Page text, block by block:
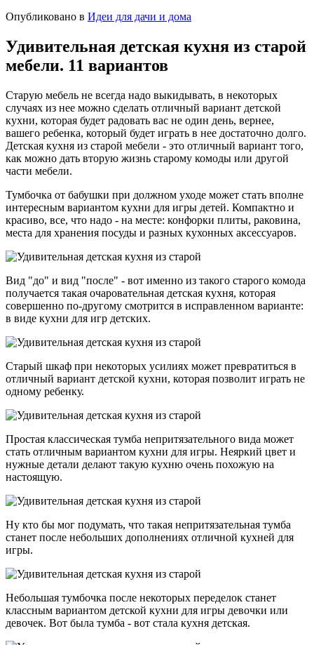
Опубликовано в Идеи для дачи и дома
Удивительная детская кухня из старой
мебели. 11 вариантов
Старую мебель не всегда надо выкидывать, в некоторых
случаях из нее можно сделать отличный вариант детской
кухни, которая будет радовать вас не один день, вернее,
вашего ребенка, который будет играть в нее достаточно долго.
Детская кухня из старой мебели - это отличный вариант того,
как можно дать вторую жизнь старому комоды или другой
части мебели.
Тумбочка от бабушки при должном уходе может стать вполне
интересным вариантом кухни для игры детей. Компактно и
красиво, все, что надо - на месте: конфорки плиты, раковина,
места для хранения посуды и разных кухонных аксессуаров.
Вид "до" и вид "после" - вот именно из такого старого комода
получается такая очаровательная детская кухня, которая
совершенно по-другому смотрится в исправленном варианте:
в виде кухни для игр детских.
Старый шкаф при некоторых усилиях может превратиться в
отличный вариант детской кухни, которая позволит играть не
одному ребенку.
Простая классическая тумба непритязательного вида может
стать отличным вариантом кухни для игры. Неяркий цвет и
нужные детали делают такую кухню очень похожую на
настоящую.
Ну кто бы мог подумать, что такая непритязательная тумба
станет после небольших дополнениях отличной кухней для
игры.
Небольшая тумбочка после некоторых переделок станет
классным вариантом детской кухни для игры девочки или
девочек. Вот была тумба - вот стала кухня детская.